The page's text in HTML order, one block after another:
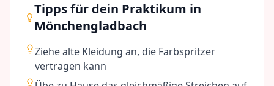
Tipps für dein Praktikum in
Mönchengladbach
Ziehe alte Kleidung an, die Farbspritzer
vertragen kann